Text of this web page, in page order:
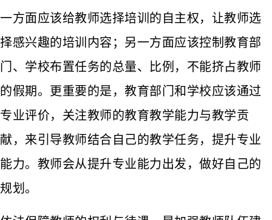
一方面应该给教师选择培训的自主权，让教师选
择感兴趣的培训内容；另一方面应该控制教育部
门、学校布置任务的总量、比例，不能挤占教师
的假期。更重要的是，教育部门和学校应该通过
专业评价，关注教师的教育教学能力与教学贡
献，来引导教师结合自己的教学任务，提升专业
能力。教师会从提升专业能力出发，做好自己的
规划。